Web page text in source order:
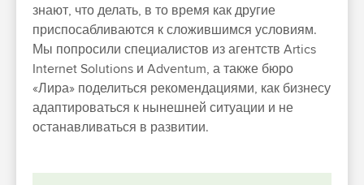
знают, что делать, в то время как другие
приспосабливаются к сложившимся условиям.
Мы попросили специалистов из агентств Artics
Internet Solutions и Adventum, а также бюро
«Лира» поделиться рекомендациями, как бизнесу
адаптироваться к нынешней ситуации и не
останавливаться в развитии.